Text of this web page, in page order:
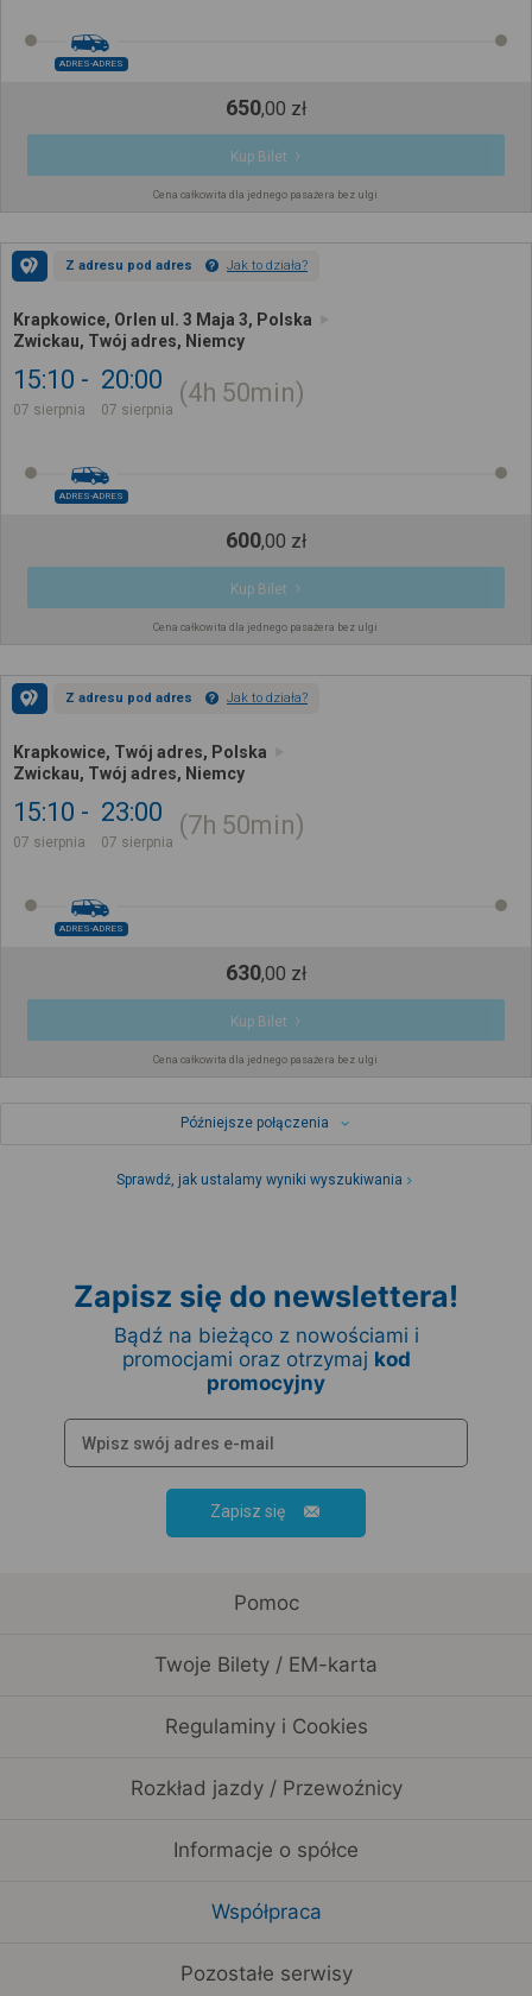
ADRES-ADRES
650,00 zł
Kup Bilet
Cena całkowita dla jednego pasażera bez ulgi
Z adresu pod adres Jak to działa?
Krapkowice, Orlen ul. 3 Maja 3, Polska
Zwickau, Twój adres, Niemcy
15:10
07 sierpnia
20:00
07 sierpnia
4h 50min
ADRES-ADRES
600,00 zł
Kup Bilet
Cena całkowita dla jednego pasażera bez ulgi
Z adresu pod adres Jak to działa?
Krapkowice, Twój adres, Polska
Zwickau, Twój adres, Niemcy
15:10
07 sierpnia
23:00
07 sierpnia
7h 50min
ADRES-ADRES
630,00 zł
Kup Bilet
Cena całkowita dla jednego pasażera bez ulgi
Późniejsze połączenia
Sprawdź, jak ustalamy wyniki wyszukiwania
Zapisz się do newslettera!
Bądź na bieżąco z nowościami i
promocjami oraz otrzymaj kod
promocyjny
Zapisz się
Pomoc
Twoje Bilety / EM-karta
Regulaminy i Cookies
Rozkład jazdy / Przewoźnicy
Informacje o spółce
Współpraca
Pozostałe serwisy